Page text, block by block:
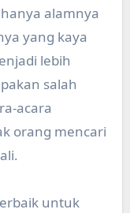
alamnya
yang kaya
lebih
salah
acara
orang mencari
untuk